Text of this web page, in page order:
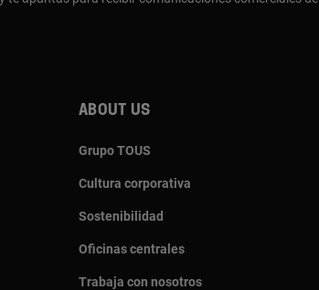
About us
Grupo TOUS
Cultura corporativa
Sostenibilidad
Oficinas centrales
Trabaja con nosotros